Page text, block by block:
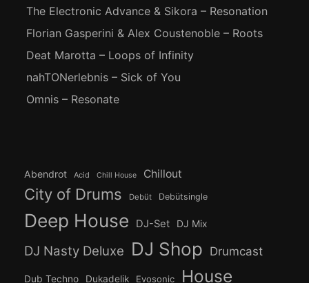
The Electronic Advance & Sikora – Resonation
Florian Gasperini & Alex Coustenoble – Roots
Deat Marotta – Loops of Infinity
nahTONerlebnis – Sick of You
Omnis – Resonate
Abendrot Acid Chill House Chillout
City of Drums Debüt Debütsingle
Deep House DJ-Set DJ Mix
DJ Nasty Deluxe DJ Shop Drumcast
Dub Techno Dukadelik Evosonic House